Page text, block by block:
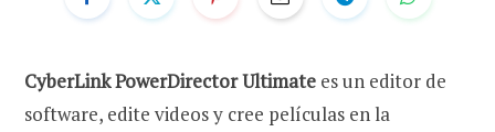
CyberLink PowerDirector Ultimate es un editor de
software, edite videos y cree películas en la